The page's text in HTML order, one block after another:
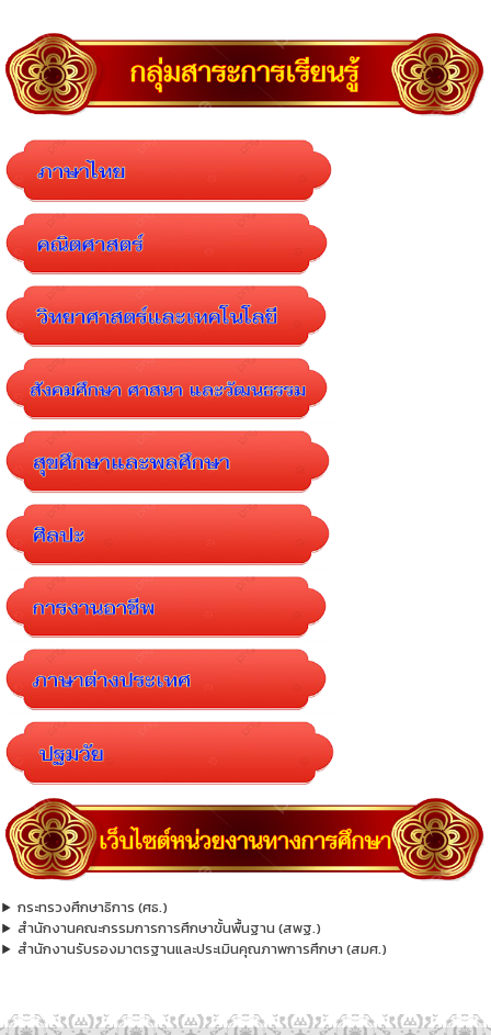
กระทรวงศึกษาธิการ (ศธ.)
สำนักงานคณะกรรมการการศึกษาขั้นพื้นฐาน (สพฐ.)
สำนักงานรับรองมาตรฐานและประเมินคุณภาพการศึกษา (สมศ.)